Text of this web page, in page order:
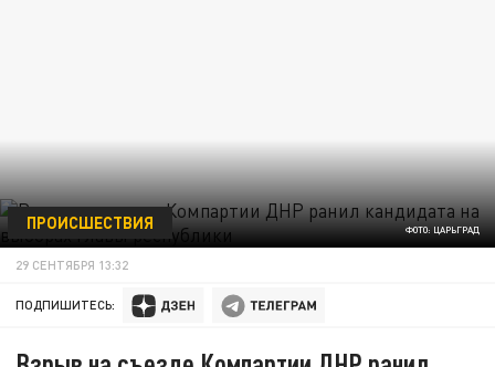
ФОТО: ЦАРЬГРАД
ПРОИСШЕСТВИЯ
29 СЕНТЯБРЯ 13:32
ПОДПИШИТЕСЬ: